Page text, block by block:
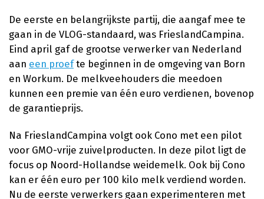
De eerste en belangrijkste partij, die aangaf mee te
gaan in de VLOG-standaard, was FrieslandCampina.
Eind april gaf de grootse verwerker van Nederland
aan een proefte beginnen in de omgeving van Born
en Workum. De melkveehouders die meedoen
kunnen een premie van één euro verdienen, bovenop
de garantieprijs.
Na FrieslandCampina volgt ook Cono met een pilot
voor GMO-vrije zuivelproducten. In deze pilot ligt de
focus op Noord-Hollandse weidemelk. Ook bij Cono
kan er één euro per 100 kilo melk verdiend worden.
Nu de eerste verwerkers gaan experimenteren met